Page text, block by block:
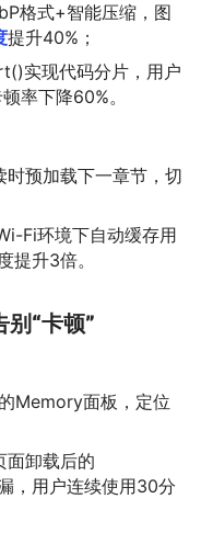
格式+智能压缩，图
提升40%；
实现代码分片，用户
率下降60%。
时预加载下一章节，切
Fi环境下自动缓存用
提升3倍。
别“卡顿”
Memory面板，定位
面卸载后的
，用户连续使用30分